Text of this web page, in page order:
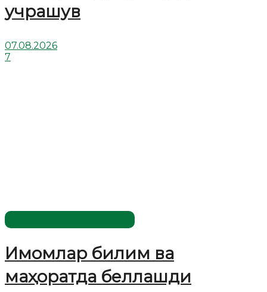
учрашув
07.08.2026
7
Имомлар билим ва
маҳоратда беллашди